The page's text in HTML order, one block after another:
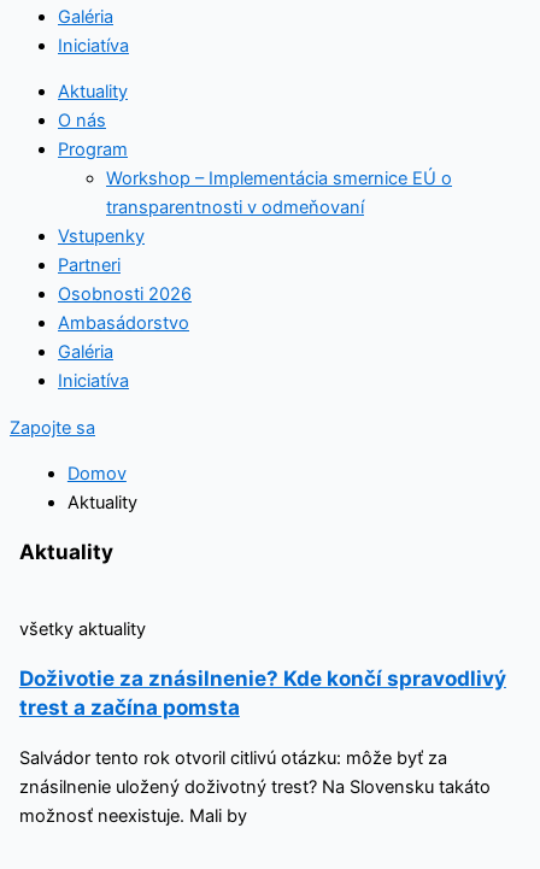
Galéria
Iniciatíva
Aktuality
O nás
Program
Workshop – Implementácia smernice EÚ o
transparentnosti v odmeňovaní
Vstupenky
Partneri
Osobnosti 2026
Ambasádorstvo
Galéria
Iniciatíva
Zapojte sa
Domov
Aktuality
Aktuality
všetky aktuality
Doživotie za znásilnenie? Kde končí spravodlivý
trest a začína pomsta
Salvádor tento rok otvoril citlivú otázku: môže byť za
znásilnenie uložený doživotný trest? Na Slovensku takáto
možnosť neexistuje. Mali by